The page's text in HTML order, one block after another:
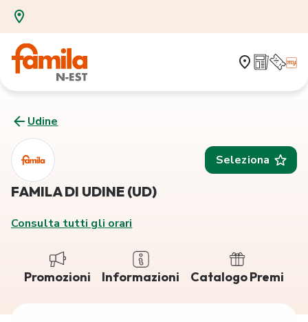
Udine
Seleziona
FAMILA DI UDINE (UD)
Consulta tutti gli orari
Promozioni Informazioni Catalogo Premi